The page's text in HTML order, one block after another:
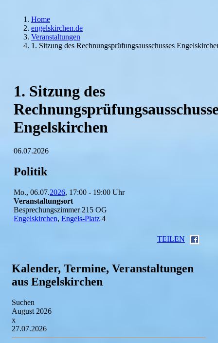
Home
engelskirchen.de
Veranstaltungen
1. Sitzung des Rechnungsprüfungsausschusses
1. Sitzung des
Engelskirchen
06.07.2026
Politik
Mo., 06.07.2026, 17:00 - 19:00 Uhr
Veranstaltungsort
Besprechungszimmer 215 OG
Engelskirchen, Engels-Platz 4
TEILEN
Kalender, Termine, Veranstaltungen
aus Engelskirchen
Suchen
August 2026
x
27.07.2026